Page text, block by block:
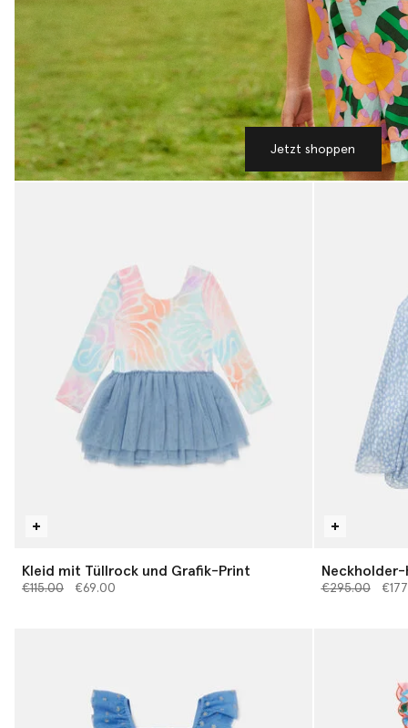
Jetzt shoppen
Kleid mit Tüllrock und Grafik-Print
Preis reduziert von
€115.00bis€69.00 Preis reduziert
€295.00bis